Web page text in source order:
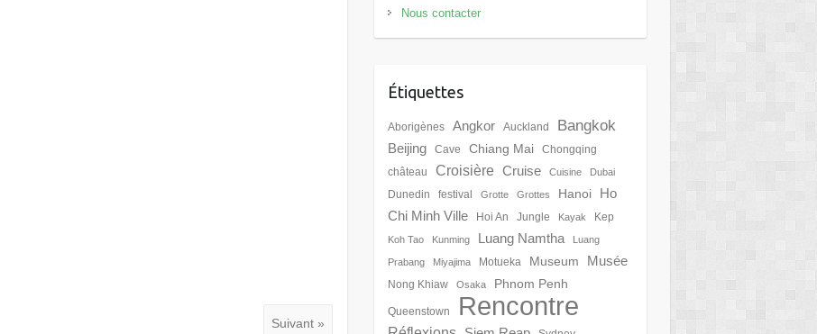
Suivant »
Nous contacter
Étiquettes
Aborigènes Angkor Auckland Bangkok
Beijing Cave Chiang Mai
Chongqing
château
Croisière Cruise Cuisine Dubai
Dunedin festival Grotte Grottes Hanoi
Ho
Chi Minh Ville
Hoi An Jungle Kayak Kep
Koh Tao Kunming Luang Namtha Luang
Prabang Miyajima Motueka Museum Musée
Nong Khiaw Osaka Phnom Penh
Queenstown Rencontre